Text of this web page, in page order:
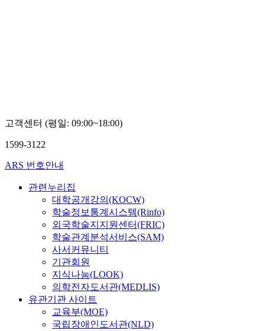
고객센터 (평일: 09:00~18:00)
1599-3122
ARS 번호안내
관련누리집
대학공개강의(KOCW)
학술정보통계시스템(Rinfo)
외국학술지지원센터(FRIC)
학술관계분석서비스(SAM)
사서커뮤니티
기관회원
지식나눔(LOOK)
의학전자도서관(MEDLIS)
유관기관 사이트
교육부(MOE)
국립장애인도서관(NLD)